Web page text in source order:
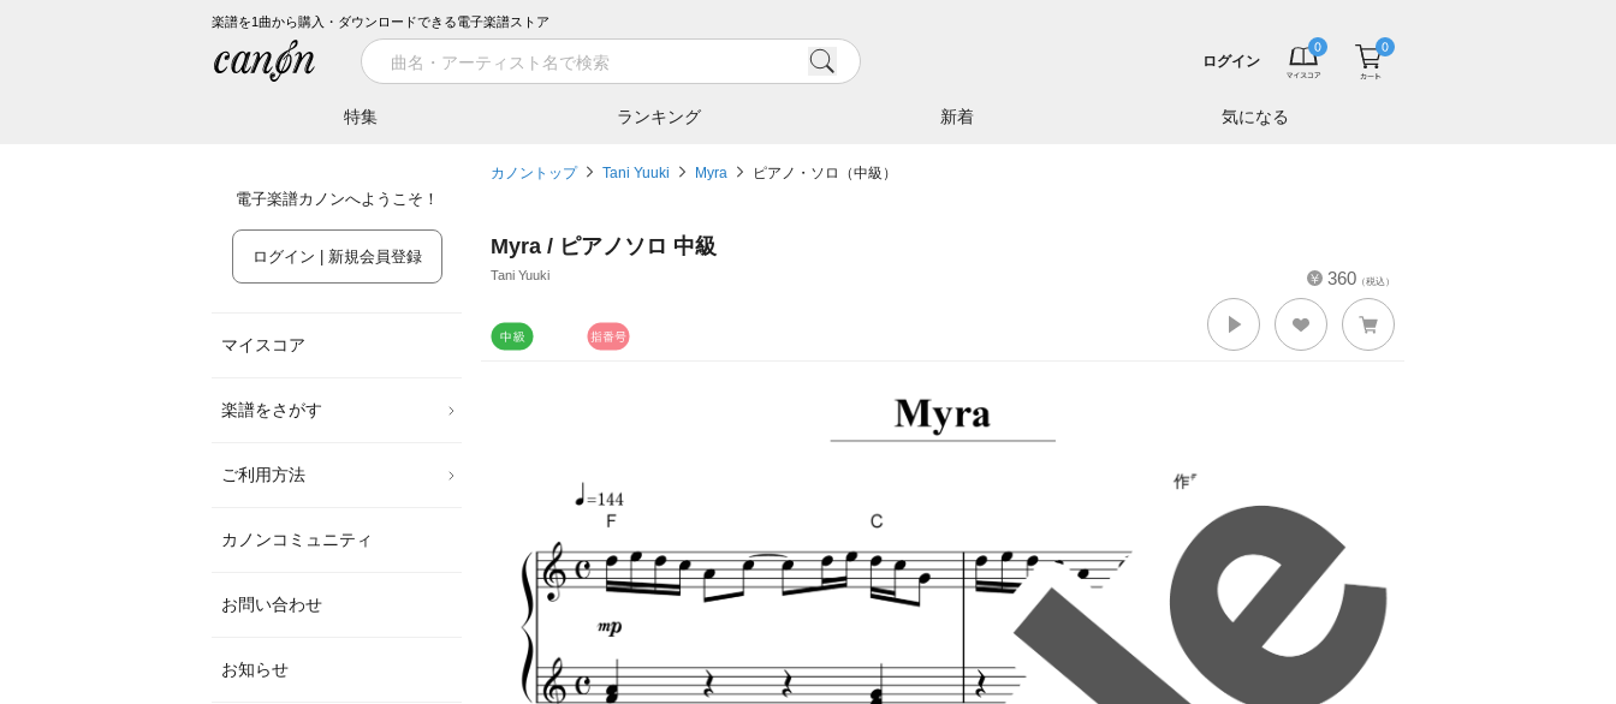
楽譜を1曲から購入・ダウンロードできる電子楽譜ストア
特集 ランキング 新着 気になる
ログイン
電子楽譜カノンへようこそ！
ログイン | 新規会員登録
マイスコア
楽譜をさがす
ご利用方法
カノンコミュニティ
お問い合わせ
お知らせ
カノントップ Tani Yuuki Myra ピアノ・ソロ（中級）
Myra / ピアノソロ 中級
Tani Yuuki 360 （税込）